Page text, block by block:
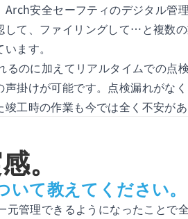
安全セーフティのデジタル管
て、ファイリングして…と複数
ます。
のに加えてリアルタイムでの点
掛けが可能です。点検漏れがな
工時の作業も今では全く不安が
。
て教えてください。
管理できるようになったことで